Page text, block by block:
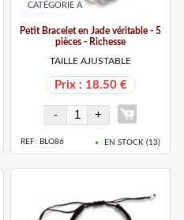
CATÉGORIE A
Petit Bracelet en Jade véritable - 5
pièces - Richesse
TAILLE AJUSTABLE
Prix : 18.50 €
REF: BLO86 EN STOCK ( 13)